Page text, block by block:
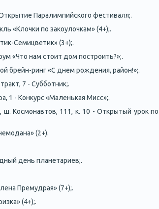
Паралимпийского фестиваля;.
«Клочки по закоулочкам» (4+);.
Семицветик» (3+);.
«Что нам стоит дом построить?»;.
брейн-ринг «С днем рождения, район!»;.
7 - Субботник;.
1 - Конкурс «Маленькая Мисс»;.
Космонавтов, 111, к. 10 - Открытый урок по
(2+).
день планетариев;.
Премудрая» (7+);.
(4+);.